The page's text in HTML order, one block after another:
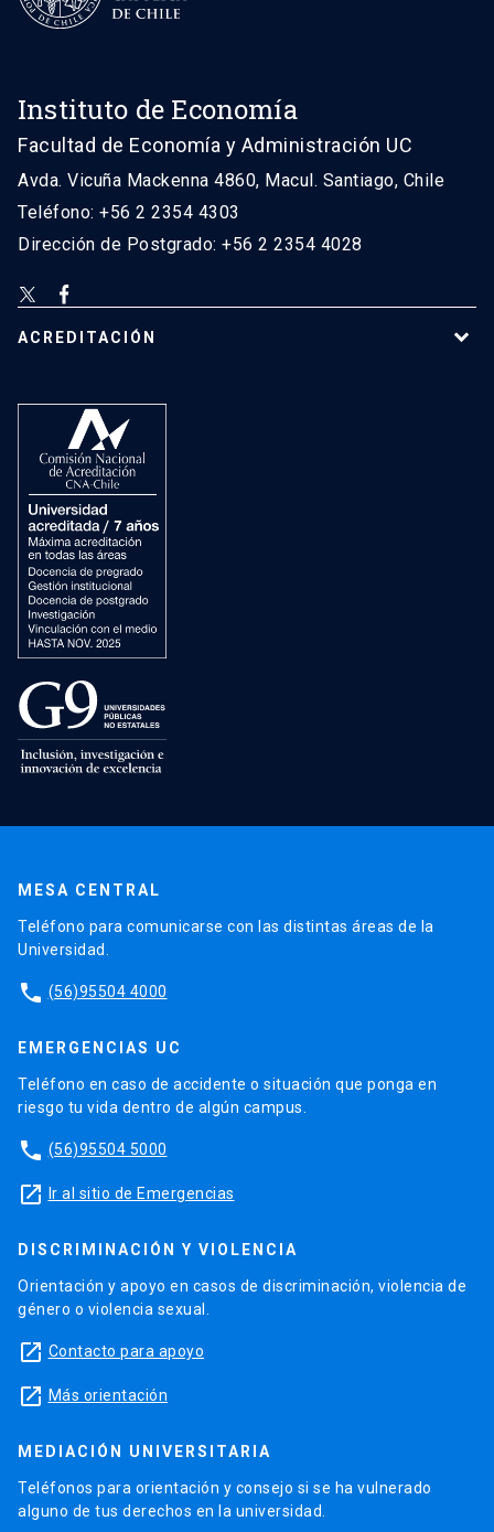
Instituto de Economía
Facultad de Economía y Administración UC
Avda. Vicuña Mackenna 4860, Macul. Santiago, Chile
Teléfono: +56 2 2354 4303
Dirección de Postgrado: +56 2 2354 4028
ACREDITACIÓN
MESA CENTRAL
Teléfono para comunicarse con las distintas áreas de la
Universidad.
phone (56)95504 4000
EMERGENCIAS UC
Teléfono en caso de accidente o situación que ponga en
riesgo tu vida dentro de algún campus.
phone (56)95504 5000
launch Ir al sitio de Emergencias
DISCRIMINACIÓN Y VIOLENCIA
Orientación y apoyo en casos de discriminación, violencia de
género o violencia sexual.
launch Contacto para apoyo
launch Más orientación
MEDIACIÓN UNIVERSITARIA
Teléfonos para orientación y consejo si se ha vulnerado
alguno de tus derechos en la universidad.